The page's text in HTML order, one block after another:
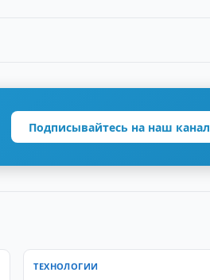
Подписывайтесь на наш канал
ТЕХНОЛОГИИ